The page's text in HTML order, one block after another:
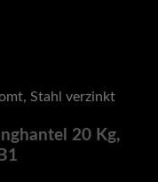
Stahl verzinkt
20 Kg,